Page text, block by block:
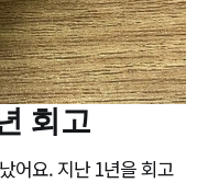
회고
어요. 지난 1년을 회고